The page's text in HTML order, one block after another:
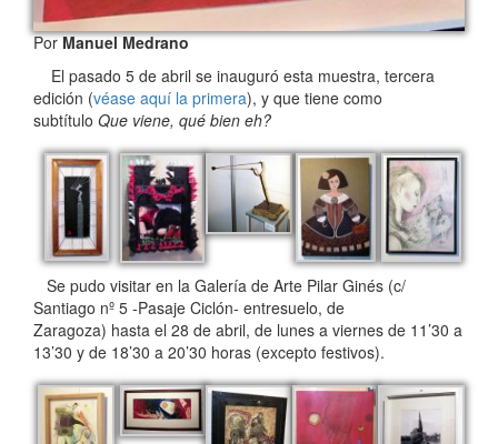
PorManuel Medrano
El pasado 5 de abril se inauguró esta muestra, tercera
edición (véase aquí la primera), y que tiene como
subtítulo Que viene, qué bien eh?
Se pudo visitar en la Galería de Arte Pilar Ginés (c/
Santiago nº 5 -Pasaje Ciclón- entresuelo, de
Zaragoza) hasta el 28 de abril, de lunes a viernes de 11’30 a
13’30 y de 18’30 a 20’30 horas (excepto festivos).